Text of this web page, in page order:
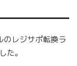
のレジサポ転換ラ
た。